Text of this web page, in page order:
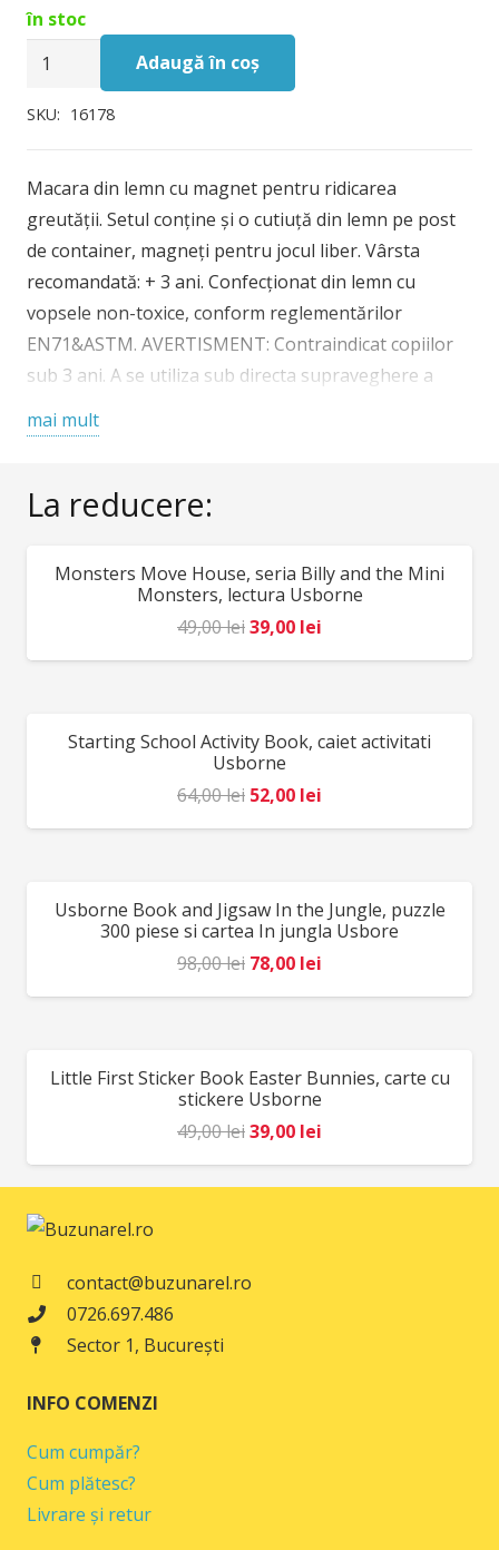
în stoc
Cantitate
din
Egmont
Adaugă în coș
SKU: 16178
Macara din lemn cu magnet pentru ridicarea
greutății. Setul conține și o cutiuță din lemn pe post
de container, magneți pentru jocul liber. Vârsta
recomandată: + 3 ani. Confecționat din lemn cu
vopsele non-toxice, conform reglementărilor
EN71&ASTM. AVERTISMENT: Contraindicat copiilor
sub 3 ani. A se utiliza sub directa supraveghere a
unui adult. Producător: Egmont Toys, Belgia
mai mult
La reducere:
REDUCERI!
Monsters Move House, seria Billy and the Mini
Monsters, lectura Usborne
49,00leiPrețul
inițial
49,00 lei.
39,00 lei
curent
REDUCERI!
Starting School Activity Book, caiet activitati
Usborne
64,00lei Prețul
inițial
64,00 lei.
52,00 lei
curent
REDUCERI!
Usborne Book and Jigsaw In the Jungle, puzzle
300 piese si cartea In jungla Usbore
98,00lei Prețul
inițial
98,00 lei.
78,00 lei
curent
REDUCERI!
Little First Sticker Book Easter Bunnies, carte cu
stickere Usborne
49,00leiPrețul
inițial
a
39,00 lei
curent
este:
contact@buzunarel.ro
0726.697.486
Sector 1, București
INFO COMENZI
Cum cumpăr?
Cum plătesc?
Livrare și retur